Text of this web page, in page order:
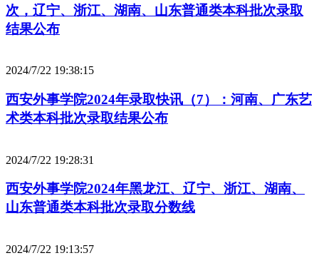
次，辽宁、浙江、湖南、山东普通类本科批次录取
结果公布
2024/7/22 19:38:15
西安外事学院2024年录取快讯（7）：河南、广东艺
术类本科批次录取结果公布
2024/7/22 19:28:31
西安外事学院2024年黑龙江、辽宁、浙江、湖南、
山东普通类本科批次录取分数线
2024/7/22 19:13:57